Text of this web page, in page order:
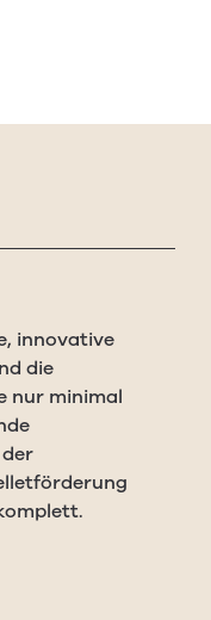
innovative
die
nur minimal